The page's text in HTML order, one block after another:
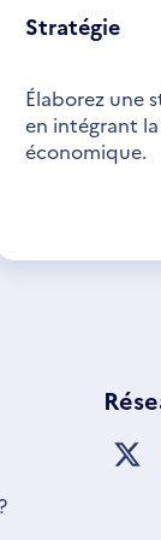
Stratégie
Élaborez une
en intégrant
économique.